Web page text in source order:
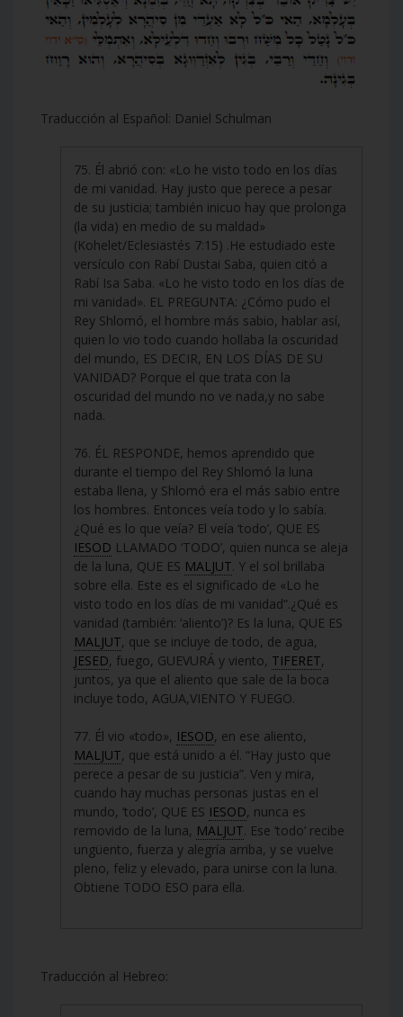
Traducción al Español: Daniel Schulman
75. Él abrió con: «Lo he visto todo en los días
de mi vanidad. Hay justo que perece a pesar
de su justicia; también inicuo hay que prolonga
(la vida) en medio de su maldad»
(Kohelet/Eclesiastés 7:15) .He estudiado este
versículo con Rabí Dustai Saba, quien citó a
Rabí Isa Saba. «Lo he visto todo en los días de
mi vanidad». EL PREGUNTA: ¿Cómo pudo el
Rey Shlomó, el hombre más sabio, hablar así,
quien lo vio todo cuando hollaba la oscuridad
del mundo, ES DECIR, EN LOS DÍAS DE SU
VANIDAD? Porque el que trata con la
oscuridad del mundo no ve nada,y no sabe
nada.
76. ÉL RESPONDE, hemos aprendido que
durante el tiempo del Rey Shlomó la luna
estaba llena, y Shlomó era el más sabio entre
los hombres. Entonces veía todo y lo sabía.
¿Qué es lo que veía? El veía ‘todo’, QUE ES
IESOD LLAMADO ‘TODO’, quien nunca se aleja
de la luna, QUE ES MALJUT. Y el sol brillaba
sobre ella. Este es el significado de «Lo he
visto todo en los días de mi vanidad”.¿Qué es
vanidad (también: ‘aliento’)? Es la luna, QUE ES
MALJUT, que se incluye de todo, de agua,
JESED, fuego, GUEVURÁ y viento, TIFERET,
juntos, ya que el aliento que sale de la boca
incluye todo, AGUA,VIENTO Y FUEGO.
77. Él vio «todo», IESOD, en ese aliento,
MALJUT, que está unido a él. “Hay justo que
perece a pesar de su justicia”. Ven y mira,
cuando hay muchas personas justas en el
mundo, ‘todo’, QUE ES IESOD, nunca es
removido de la luna, MALJUT. Ese ‘todo’ recibe
ungüento, fuerza y alegría arriba, y se vuelve
pleno, feliz y elevado, para unirse con la luna.
Obtiene TODO ESO para ella.
Traducción al Hebreo: